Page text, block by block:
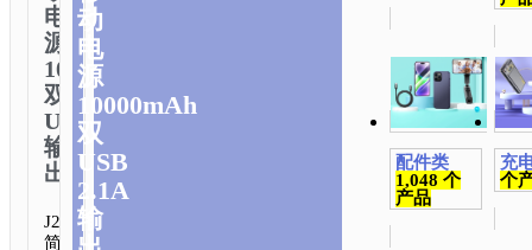
电
源
10000mAh
双
USB
输
出
J26
简
配件类
1,048 个
产品
充
个
动
电
源
10000mAh
双
USB
2.1A
输